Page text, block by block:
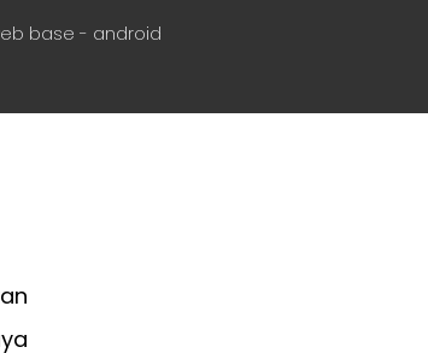
base - android